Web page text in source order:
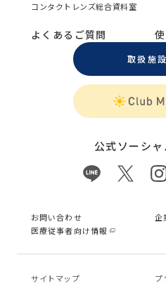
コンタクトレンズ総合資料室
よくあるご質問
取扱施
公式ソーシ
お問い合わせ
企
医療従事者向け情報
サイトマップ
プ